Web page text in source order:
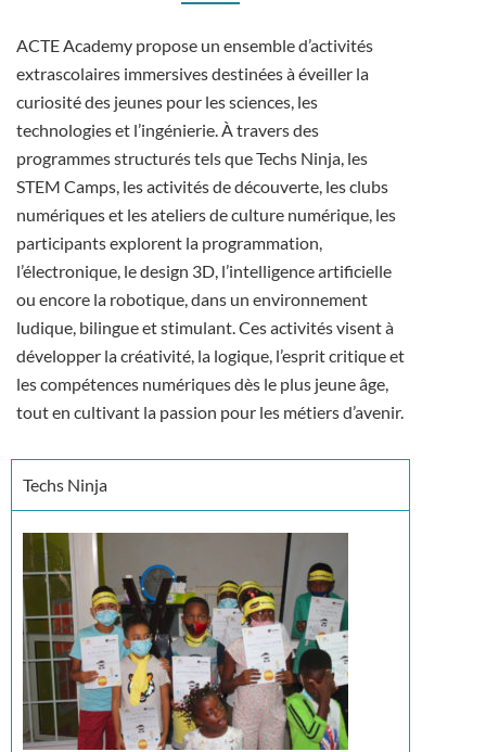
ACTE Academy propose un ensemble d’activités
extrascolaires immersives destinées à éveiller la
curiosité des jeunes pour les sciences, les
technologies et l’ingénierie. À travers des
programmes structurés tels que Techs Ninja, les
STEM Camps, les activités de découverte, les clubs
numériques et les ateliers de culture numérique, les
participants explorent la programmation,
l’électronique, le design 3D, l’intelligence artificielle
ou encore la robotique, dans un environnement
ludique, bilingue et stimulant. Ces activités visent à
développer la créativité, la logique, l’esprit critique et
les compétences numériques dès le plus jeune âge,
tout en cultivant la passion pour les métiers d’avenir.
Techs Ninja